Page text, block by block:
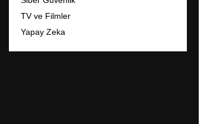
TV ve Filmler
Yapay Zeka